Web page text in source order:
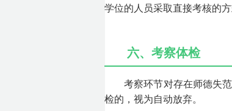
学位的人员采取直接考核的方
六、考察体检
考察环节对存在师德失
检的，视为自动放弃。